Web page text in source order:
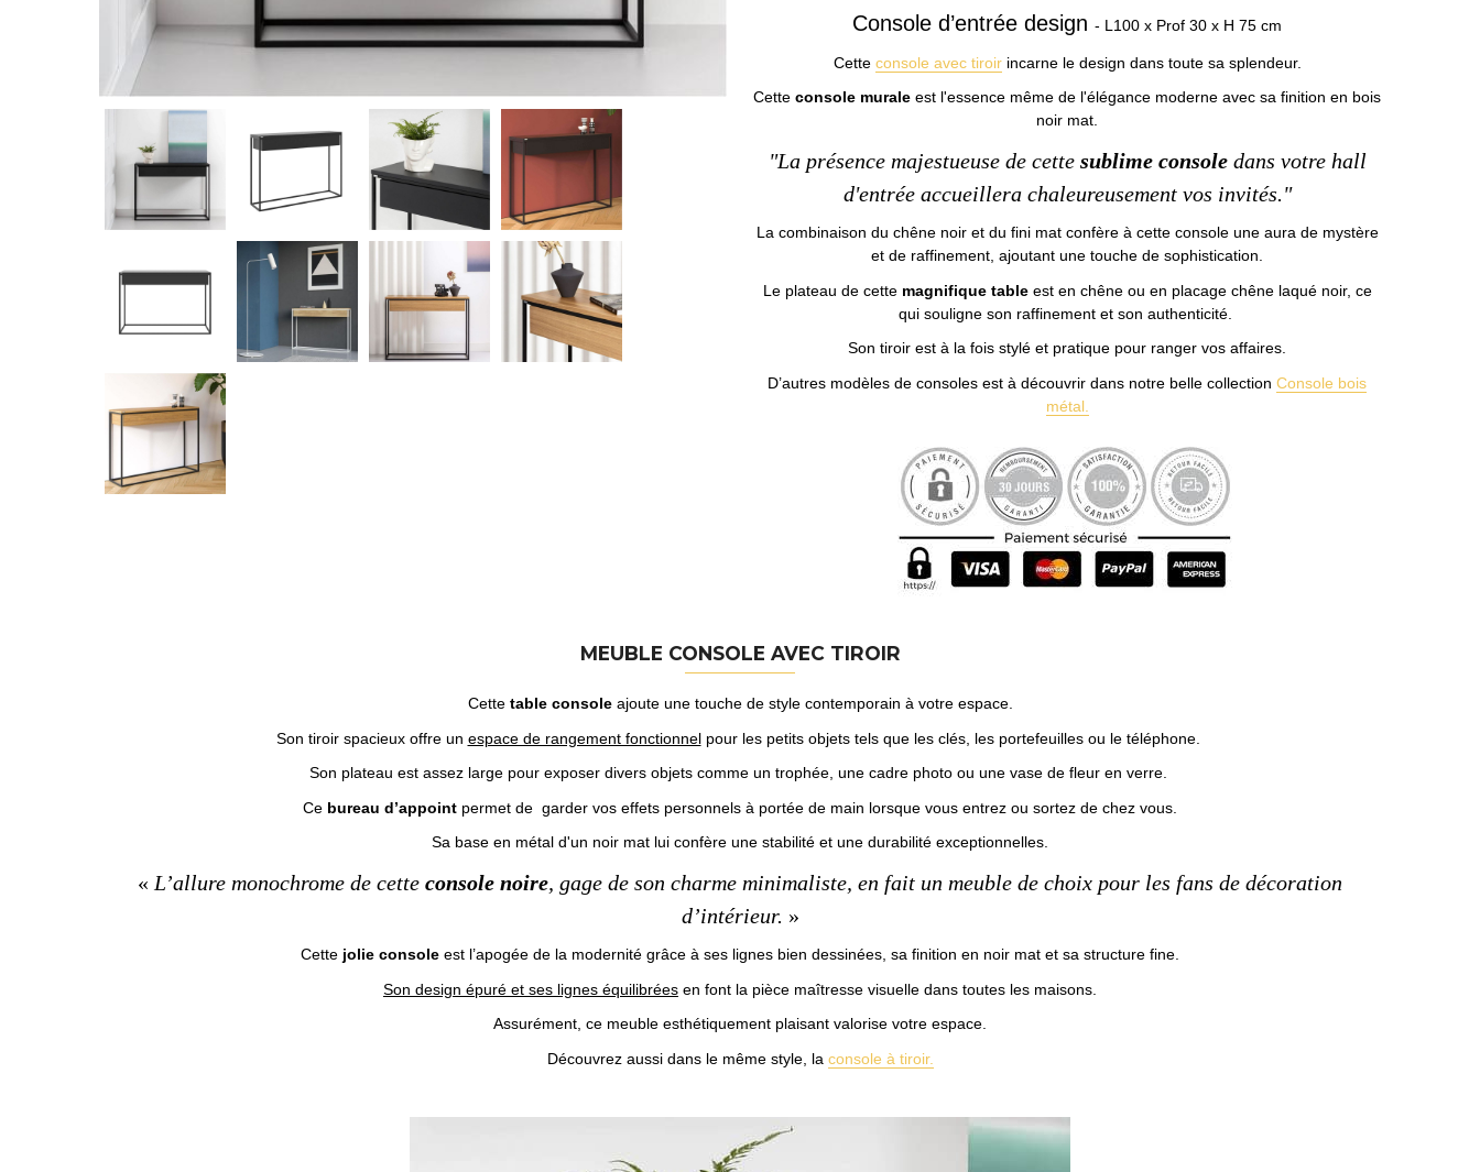
Console d’entrée design- L100 x Prof 30 x H 75 cm
Cette console avec tiroirincarne le design dans toute sa splendeur.
Cetteconsole muraleest l'essence même de l'élégance moderne avec sa finition en bois
noir mat.
"La présence majestueuse de cette sublime consoledans votre hall
d'entrée accueillera chaleureusement vos invités."
La combinaison du chêne noir et du fini mat confère à cette console une aura de mystère
et de raffinement, ajoutant une touche de sophistication.
Le plateau de cette magnifique tableest en chêne ou en placage chêne laqué noir, ce
qui souligne son raffinement et son authenticité.
Son tiroir est à la fois stylé et pratique pour ranger vos affaires.
D’autres modèles de consoles est à découvrir dans notre belle collectionConsole bois
métal.
MEUBLE CONSOLE AVEC TIROIR
Cette table consoleajoute une touche de style contemporain à votre espace.
Son tiroir spacieux offre un espace de rangement fonctionnelpour les petits objets tels que les clés, les portefeuilles ou le téléphone.
Son plateau est assez large pour exposer divers objets comme un trophée, une cadre photo ou une vase de fleur en verre.
Ce bureau d’appoint permet de garder vos effets personnels à portée de main lorsque vous entrez ou sortez de chez vous.
Sa base en métal d'un noir mat lui confère une stabilité et une durabilité exceptionnelles.
« L’allure monochrome de cette console noire, gage de son charme minimaliste, en fait un meuble de choix pour les fans de décoration
d’intérieur. »
Cette jolie console est l’apogée de la modernité grâce à ses lignes bien dessinées, sa finition en noir mat et sa structure fine.
Son design épuré et ses lignes équilibrées en font la pièce maîtresse visuelle dans toutes les maisons.
Assurément, ce meuble esthétiquement plaisant valorise votre espace.
Découvrez aussi dans le même style, la console à tiroir.